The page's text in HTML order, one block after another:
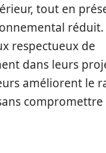
tout en
respectueux de
dans leurs
améliorent le
compromettre